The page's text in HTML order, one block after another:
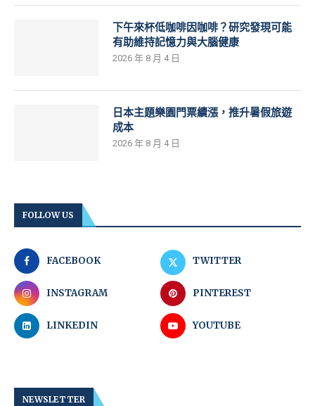
下午來杯低咖啡因咖啡？研究發現可能
有助維持記憶力與大腦健康
2026 年 8 月 4 日
日本主題樂園門票續漲，推升暑假旅遊
成本
2026 年 8 月 4 日
FOLLOW US
FACEBOOK TWITTER
INSTAGRAM PINTEREST
LINKEDIN YOUTUBE
NEWSLETTER